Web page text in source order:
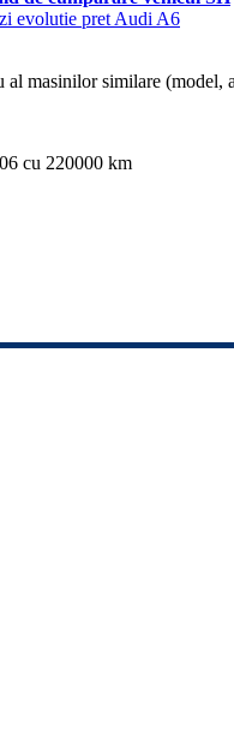
evolutie pret Audi A6
masinilor similare (model,
cu 220000 km